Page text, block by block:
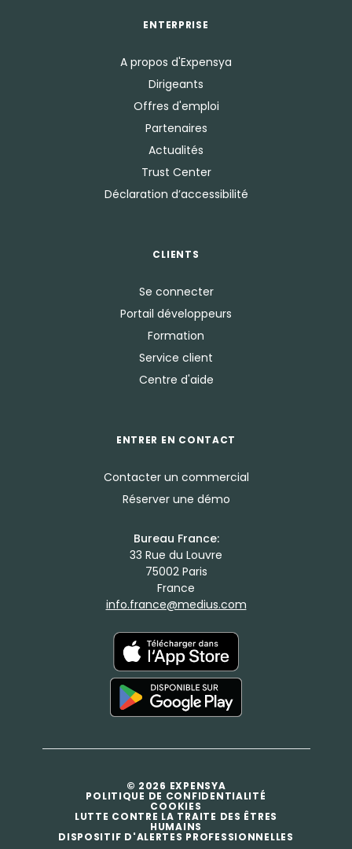
ENTERPRISE
A propos d'Expensya
Dirigeants
Offres d'emploi
Partenaires
Actualités
Trust Center
Déclaration d’accessibilité
CLIENTS
Se connecter
Portail développeurs
Formation
Service client
Centre d'aide
ENTRER EN CONTACT
Contacter un commercial
Réserver une démo
Bureau France:
33 Rue du Louvre
75002 Paris
France
info.france@medius.com
© 2026 EXPENSYA
POLITIQUE DE CONFIDENTIALITÉ
COOKIES
LUTTE CONTRE LA TRAITE DES ÊTRES
HUMAINS
DISPOSITIF D'ALERTES PROFESSIONNELLES